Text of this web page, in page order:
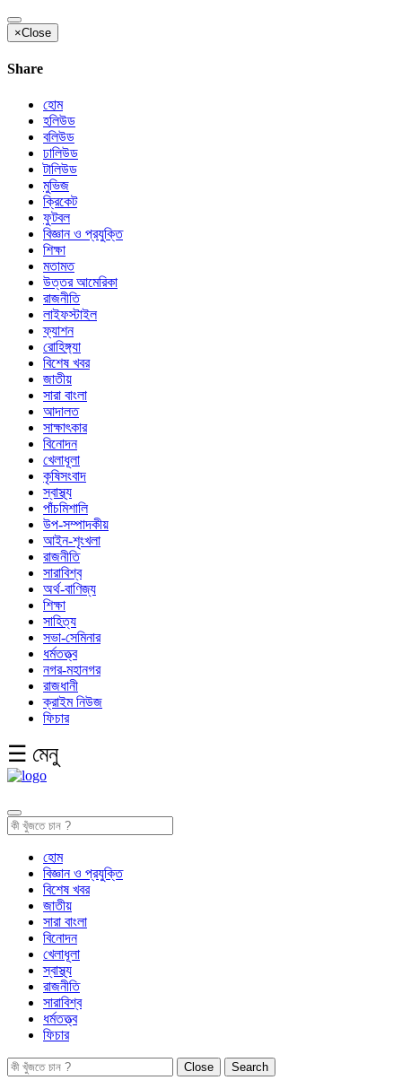
×Close
Share
হোম
হলিউড
বলিউড
ঢালিউড
টালিউড
মুভিজ
ক্রিকেট
ফুটবল
বিজ্ঞান ও প্রযুক্তি
শিক্ষা
মতামত
উত্তর আমেরিকা
রাজনীতি
লাইফস্টাইল
ফ্যাশন
রোহিঙ্গ্যা
বিশেষ খবর
জাতীয়
সারা বাংলা
আদালত
সাক্ষাৎকার
বিনোদন
খেলাধূলা
কৃষিসংবাদ
স্বাস্থ্য
পাঁচমিশালি
উপ-সম্পাদকীয়
আইন-শৃংখলা
রাজনীতি
সারাবিশ্ব
অর্থ-বাণিজ্য
শিক্ষা
সাহিত্য
সভা-সেমিনার
ধর্মতত্ত্ব
নগর-মহানগর
রাজধানী
ক্রাইম নিউজ
ফিচার
☰ মেনু
হোম
বিজ্ঞান ও প্রযুক্তি
বিশেষ খবর
জাতীয়
সারা বাংলা
বিনোদন
খেলাধূলা
স্বাস্থ্য
রাজনীতি
সারাবিশ্ব
ধর্মতত্ত্ব
ফিচার
Close Search